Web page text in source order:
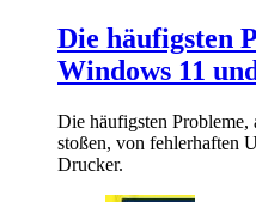
Die häufigsten
Windows 11
Die häufigsten
stoßen, von fehlerhaften
Drucker.